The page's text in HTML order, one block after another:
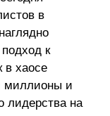
в
подход к
в хаосе
миллионы и
лидерства на